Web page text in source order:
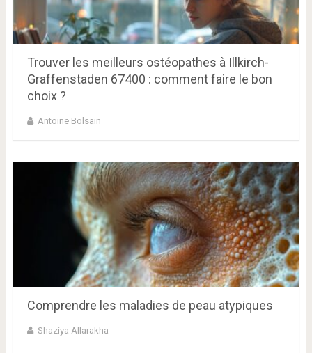
Trouver les meilleurs ostéopathes à Illkirch-
Graffenstaden 67400 : comment faire le bon
choix ?
Antoine Bolsain
Comprendre les maladies de peau atypiques
Shaziya Allarakha